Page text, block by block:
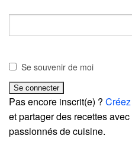
Se souvenir de moi
Pas encore inscrit(e) ?
et partager des recettes
passionnés de cuisine.